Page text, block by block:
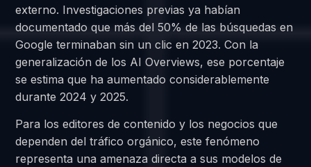
externo. Investigaciones previas ya habían
documentado que más del 50% de las búsquedas en
Google terminaban sin un clic en 2023. Con la
generalización de los AI Overviews, ese porcentaje
se estima que ha aumentado considerablemente
durante 2024 y 2025.
Para los editores de contenido y los negocios que
dependen del tráfico orgánico, este fenómeno
representa una amenaza directa a sus modelos de